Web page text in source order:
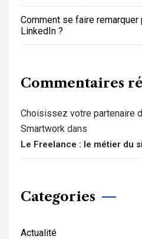
Comment se faire
LinkedIn ?
Commentaires
Choisissez votre partenaire
Smartwork dans
Le Freelance : le métier du
Categories
Actualité